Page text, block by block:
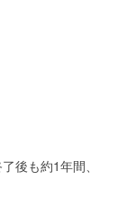
後も約1年間、